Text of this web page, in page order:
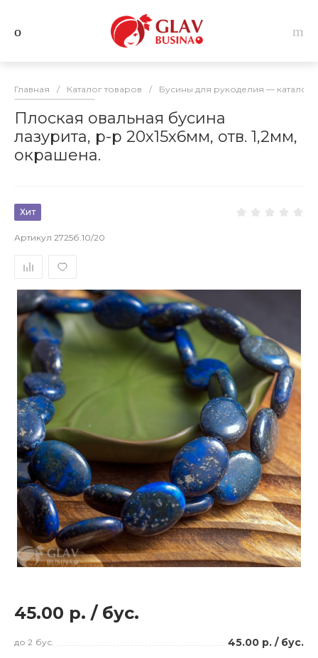
Главная / Каталог товаров / Бусины для рукоделия — каталог
Плоская овальная бусина
лазурита, р-р 20х15х6мм, отв. 1,2мм,
окрашена.
Хит
Артикул 2725б.10/20
45.00 р. / бус.
до 2 бус. 45.00 р. / бус.